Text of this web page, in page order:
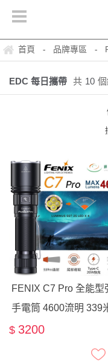
首頁 - 品牌專區 -
EDC 每日攜帶 共 10
FENIX C7 Pro 全能型
手電筒 4600流明 339
部磁吸 21700電池 戶
$ 3200